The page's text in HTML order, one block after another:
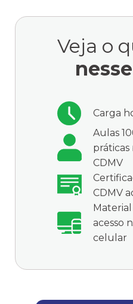
Veja o
Carga
Aulas
CDMV
CDMV
acesso
celular